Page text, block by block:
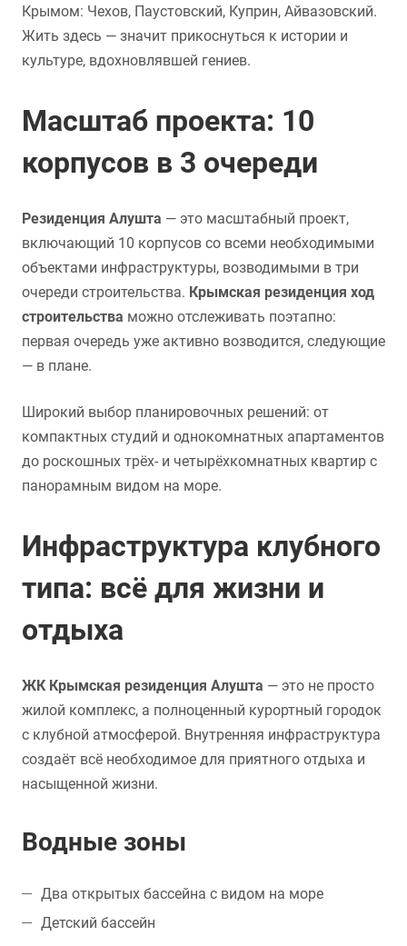
Крымом: Чехов, Паустовский, Куприн, Айвазовский.
Жить здесь — значит прикоснуться к истории и
культуре, вдохновлявшей гениев.
Масштаб проекта: 10
корпусов в 3 очереди
Резиденция Алушта — это масштабный проект,
включающий 10 корпусов со всеми необходимыми
объектами инфраструктуры, возводимыми в три
очереди строительства. Крымская резиденция ход
строительства можно отслеживать поэтапно:
первая очередь уже активно возводится, следующие
— в плане.
Широкий выбор планировочных решений: от
компактных студий и однокомнатных апартаментов
до роскошных трёх- и четырёхкомнатных квартир с
панорамным видом на море.
Инфраструктура клубного
типа: всё для жизни и
отдыха
ЖК Крымская резиденция Алушта — это не просто
жилой комплекс, а полноценный курортный городок
с клубной атмосферой. Внутренняя инфраструктура
создаёт всё необходимое для приятного отдыха и
насыщенной жизни.
Водные зоны
Два открытых бассейна с видом на море
Детский бассейн